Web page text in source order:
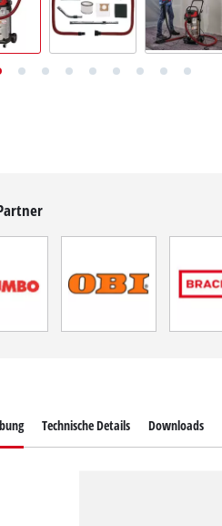
Technische Details Downloads